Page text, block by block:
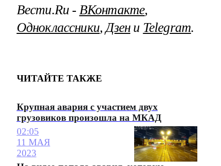
Вести.Ru ‐ ВКонтакте,
Одноклассники, Дзени Telegram.
ЧИТАЙТЕ ТАКЖЕ
Крупная авария с участием двух
грузовиков произошла на МКАД
02:05
11 МАЯ
2023